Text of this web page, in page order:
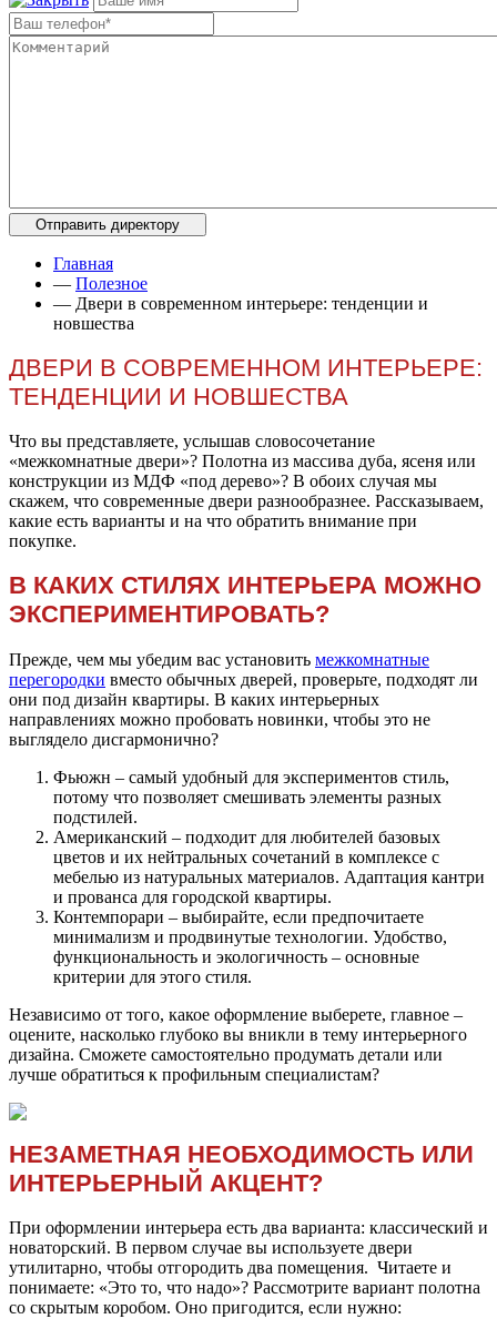
Главная
— Полезное
— Двери в современном интерьере: тенденции и
новшества
ДВЕРИ В СОВРЕМЕННОМ ИНТЕРЬЕРЕ:
ТЕНДЕНЦИИ И НОВШЕСТВА
Что вы представляете, услышав словосочетание
«межкомнатные двери»? Полотна из массива дуба, ясеня или
конструкции из МДФ «под дерево»? В обоих случая мы
скажем, что современные двери разнообразнее. Рассказываем,
какие есть варианты и на что обратить внимание при
покупке.
В КАКИХ СТИЛЯХ ИНТЕРЬЕРА МОЖНО
ЭКСПЕРИМЕНТИРОВАТЬ?
Прежде, чем мы убедим вас установить межкомнатные
перегородки вместо обычных дверей, проверьте, подходят ли
они под дизайн квартиры. В каких интерьерных
направлениях можно пробовать новинки, чтобы это не
выглядело дисгармонично?
Фьюжн – самый удобный для экспериментов стиль,
потому что позволяет смешивать элементы разных
подстилей.
Американский – подходит для любителей базовых
цветов и их нейтральных сочетаний в комплексе с
мебелью из натуральных материалов. Адаптация кантри
и прованса для городской квартиры.
Контемпорари – выбирайте, если предпочитаете
минимализм и продвинутые технологии. Удобство,
функциональность и экологичность – основные
критерии для этого стиля.
Независимо от того, какое оформление выберете, главное –
оцените, насколько глубоко вы вникли в тему интерьерного
дизайна. Сможете самостоятельно продумать детали или
лучше обратиться к профильным специалистам?
НЕЗАМЕТНАЯ НЕОБХОДИМОСТЬ ИЛИ
ИНТЕРЬЕРНЫЙ АКЦЕНТ?
При оформлении интерьера есть два варианта: классический и
новаторский. В первом случае вы используете двери
утилитарно, чтобы отгородить два помещения. Читаете и
понимаете: «Это то, что надо»? Рассмотрите вариант полотна
со скрытым коробом. Оно пригодится, если нужно: